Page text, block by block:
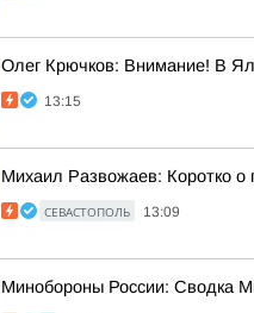
Олег Крючков: Внимание! В
13:15
Михаил Развожаев: Коротко о
СЕВАСТОПОЛЬ 13:09
Минобороны России: Сводка